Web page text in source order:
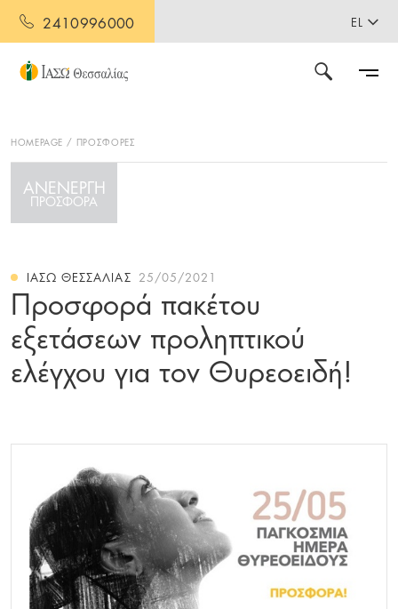
2410996000 EL
HOMEPAGE ΠΡΟΣΦΟΡΕΣ
ΑΝΕΝΕΡΓΗ
ΠΡΟΣΦΟΡΑ
ΙΑΣΩ ΘΕΣΣΑΛΊΑΣ 25/05/2021
Προσφορά πακέτου
εξετάσεων προληπτικού
ελέγχου για τον Θυρεοειδή!